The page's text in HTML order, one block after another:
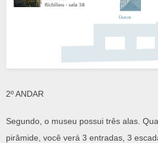
2º ANDAR
Segundo, o museu possui três alas.
pirâmide, você verá 3 entradas, 3